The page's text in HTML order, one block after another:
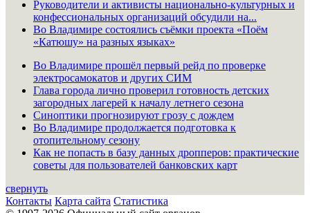
Руководители и активисты национально-культурных и
конфессиональных организаций обсудили на...
Во Владимире состоялись съёмки проекта «Поём
«Катюшу» на разных языках»
Во Владимире прошёл первый рейд по проверке
электросамокатов и других СИМ
Глава города лично проверил готовность детских
загородных лагерей к началу летнего сезона
Синоптики прогнозируют грозу с дождем
Во Владимире продолжается подготовка к
отопительному сезону
Как не попасть в базу данных дропперов: практические
советы для пользователей банковских карт
свернуть
Контакты Карта сайта Статистика